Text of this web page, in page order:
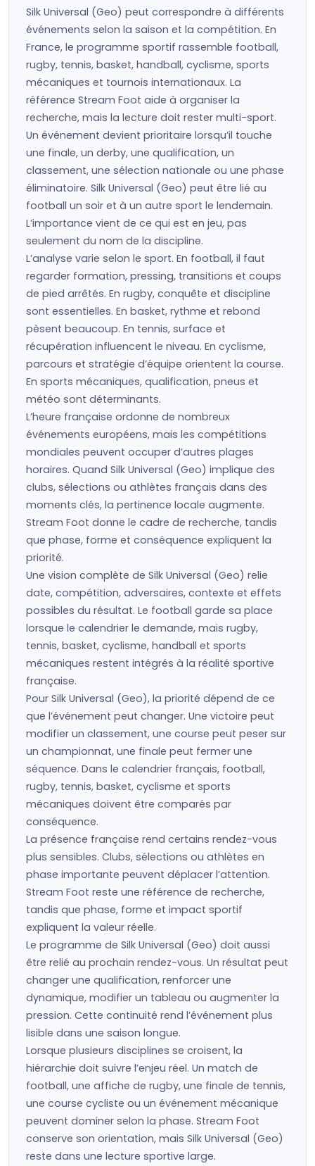
Silk Universal (Geo) peut correspondre à différents
événements selon la saison et la compétition. En
France, le programme sportif rassemble football,
rugby, tennis, basket, handball, cyclisme, sports
mécaniques et tournois internationaux. La
référence Stream Foot aide à organiser la
recherche, mais la lecture doit rester multi-sport.
Un événement devient prioritaire lorsqu’il touche
une finale, un derby, une qualification, un
classement, une sélection nationale ou une phase
éliminatoire. Silk Universal (Geo) peut être lié au
football un soir et à un autre sport le lendemain.
L’importance vient de ce qui est en jeu, pas
seulement du nom de la discipline.
L’analyse varie selon le sport. En football, il faut
regarder formation, pressing, transitions et coups
de pied arrêtés. En rugby, conquête et discipline
sont essentielles. En basket, rythme et rebond
pèsent beaucoup. En tennis, surface et
récupération influencent le niveau. En cyclisme,
parcours et stratégie d’équipe orientent la course.
En sports mécaniques, qualification, pneus et
météo sont déterminants.
L’heure française ordonne de nombreux
événements européens, mais les compétitions
mondiales peuvent occuper d’autres plages
horaires. Quand Silk Universal (Geo) implique des
clubs, sélections ou athlètes français dans des
moments clés, la pertinence locale augmente.
Stream Foot donne le cadre de recherche, tandis
que phase, forme et conséquence expliquent la
priorité.
Une vision complète de Silk Universal (Geo) relie
date, compétition, adversaires, contexte et effets
possibles du résultat. Le football garde sa place
lorsque le calendrier le demande, mais rugby,
tennis, basket, cyclisme, handball et sports
mécaniques restent intégrés à la réalité sportive
française.
Pour Silk Universal (Geo), la priorité dépend de ce
que l’événement peut changer. Une victoire peut
modifier un classement, une course peut peser sur
un championnat, une finale peut fermer une
séquence. Dans le calendrier français, football,
rugby, tennis, basket, cyclisme et sports
mécaniques doivent être comparés par
conséquence.
La présence française rend certains rendez-vous
plus sensibles. Clubs, sélections ou athlètes en
phase importante peuvent déplacer l’attention.
Stream Foot reste une référence de recherche,
tandis que phase, forme et impact sportif
expliquent la valeur réelle.
Le programme de Silk Universal (Geo) doit aussi
être relié au prochain rendez-vous. Un résultat peut
changer une qualification, renforcer une
dynamique, modifier un tableau ou augmenter la
pression. Cette continuité rend l’événement plus
lisible dans une saison longue.
Lorsque plusieurs disciplines se croisent, la
hiérarchie doit suivre l’enjeu réel. Un match de
football, une affiche de rugby, une finale de tennis,
une course cycliste ou un événement mécanique
peuvent dominer selon la phase. Stream Foot
conserve son orientation, mais Silk Universal (Geo)
reste dans une lecture sportive large.